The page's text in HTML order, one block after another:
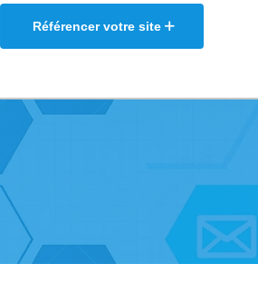
Référencer votre site